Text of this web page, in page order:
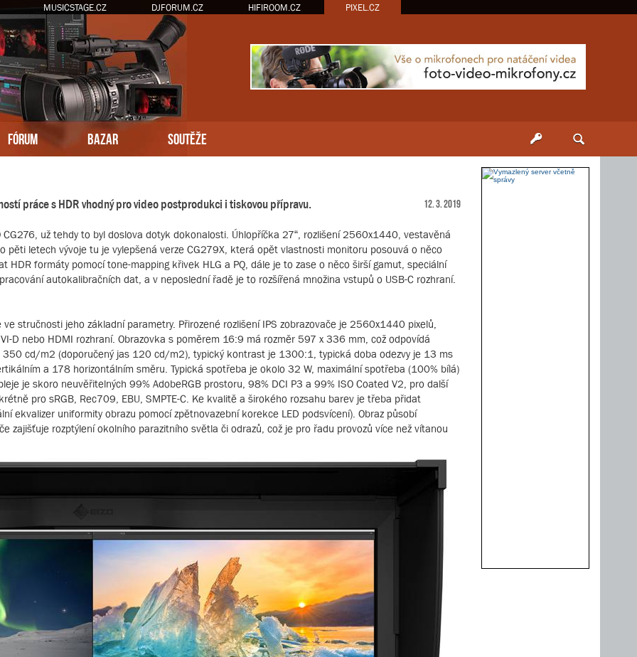
MUSICSTAGE.CZ DJFORUM.CZ HIFIROOM.CZ PIXEL.CZ
FÓRUM BAZAR SOUTĚŽE
práce s HDR vhodný pro video postprodukci i tiskovou přípravu. 12. 3. 2019
už tehdy to byl doslova dotyk dokonalosti. Úhlopříčka 27“, rozlišení 2560x1440, vestavěná
pěti letech vývoje tu je vylepšená verze CG279X, která opět vlastnosti monitoru posouvá o něco
HDR formáty pomocí tone-mapping křivek HLG a PQ, dále je to zase o něco širší gamut, speciální
autokalibračních dat, a v neposlední řadě je to rozšířená množina vstupů o USB-C rozhraní.
stručnosti jeho základní parametry. Přirozené rozlišení IPS zobrazovače je 2560x1440 pixelů,
D nebo HDMI rozhraní. Obrazovka s poměrem 16:9 má rozměr 597 x 336 mm, což odpovídá
350 cd/m2 (doporučený jas 120 cd/m2), typický kontrast je 1300:1, typická doba odezvy je 13 ms
a 178 horizontálním směru. Typická spotřeba je okolo 32 W, maximální spotřeba (100% bílá)
je skoro neuvěřitelných 99% AdobeRGB prostoru, 98% DCI P3 a 99% ISO Coated V2, pro další
pro sRGB, Rec709, EBU, SMPTE-C. Ke kvalitě a širokého rozsahu barev je třeba přidat
ekvalizer uniformity obrazu pomocí zpětnovazební korekce LED podsvícení). Obraz působí
zajišťuje rozptýlení okolního parazitního světla či odrazů, což je pro řadu provozů více než vítanou